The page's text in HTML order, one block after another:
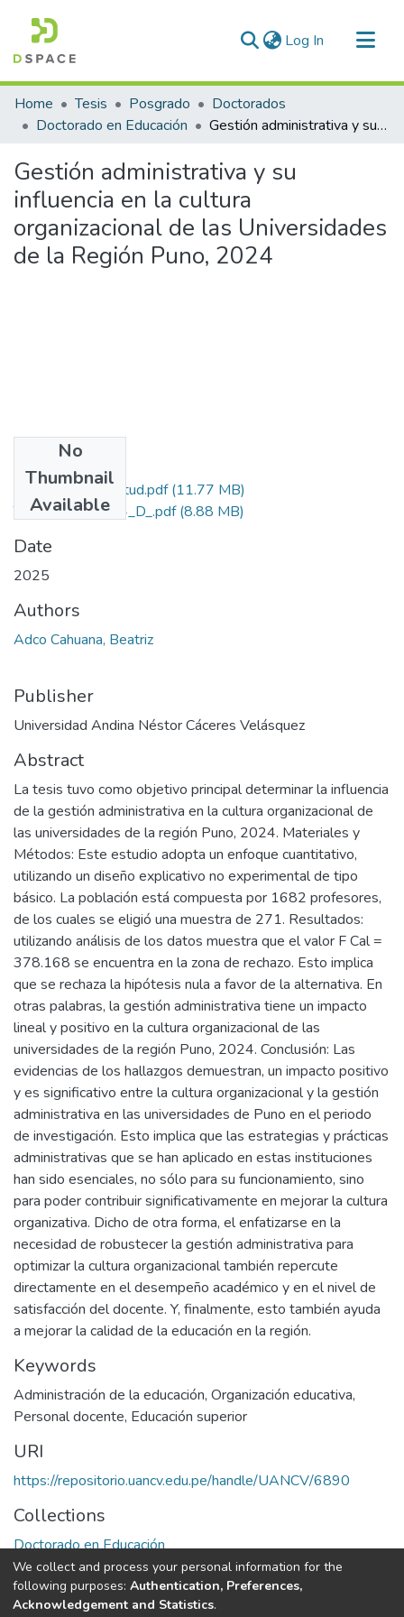
Log In (current)
Communities & Collections
All of DSpace
Home Tesis Posgrado
Doctorados
Doctorado en Educación
Gestión administrativa y su influencia en la cultura organizacional de las Universidades de la Región Puno, 2024
Gestión administrativa y su
influencia en la cultura
organizacional de las Universidades
de la Región Puno, 2024
No
Thumbnail
Available
Grado de Similitud.pdf(11.77 MB)
T036_02369404_D_.pdf(8.88 MB)
Date
2025
Authors
Adco Cahuana, Beatriz
Publisher
Universidad Andina Néstor Cáceres Velásquez
Abstract
La tesis tuvo como objetivo principal determinar la influencia
de la gestión administrativa en la cultura organizacional de
las universidades de la región Puno, 2024. Materiales y
Métodos: Este estudio adopta un enfoque cuantitativo,
utilizando un diseño explicativo no experimental de tipo
básico. La población está compuesta por 1682 profesores,
de los cuales se eligió una muestra de 271. Resultados:
utilizando análisis de los datos muestra que el valor F Cal =
378.168 se encuentra en la zona de rechazo. Esto implica
que se rechaza la hipótesis nula a favor de la alternativa. En
otras palabras, la gestión administrativa tiene un impacto
lineal y positivo en la cultura organizacional de las
universidades de la región Puno, 2024. Conclusión: Las
evidencias de los hallazgos demuestran, un impacto positivo
y es significativo entre la cultura organizacional y la gestión
administrativa en las universidades de Puno en el periodo
de investigación. Esto implica que las estrategias y prácticas
administrativas que se han aplicado en estas instituciones
han sido esenciales, no sólo para su funcionamiento, sino
para poder contribuir significativamente en mejorar la cultura
organizativa. Dicho de otra forma, el enfatizarse en la
necesidad de robustecer la gestión administrativa para
optimizar la cultura organizacional también repercute
directamente en el desempeño académico y en el nivel de
satisfacción del docente. Y, finalmente, esto también ayuda
a mejorar la calidad de la educación en la región.
Keywords
Administración de la educación, Organización educativa,
Personal docente, Educación superior
URI
https://repositorio.uancv.edu.pe/handle/UANCV/6890
Collections
Doctorado en Educación
Full item page
We collect and process your personal information for the
following purposes: Authentication, Preferences,
Acknowledgement and Statistics.